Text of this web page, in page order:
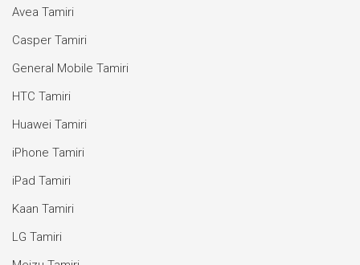
Avea Tamiri
Casper Tamiri
General Mobile Tamiri
HTC Tamiri
Huawei Tamiri
iPhone Tamiri
iPad Tamiri
Kaan Tamiri
LG Tamiri